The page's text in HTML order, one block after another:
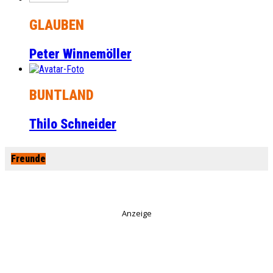
GLAUBEN
Peter Winnemöller
BUNTLAND
Thilo Schneider
Freunde
Anzeige